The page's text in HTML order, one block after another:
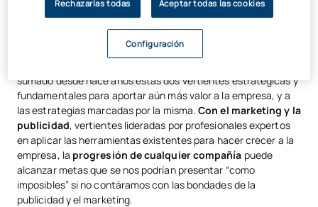
lleve a sacar el máximo partido de los servicios que presta y a
sumado desde hace años estas dos vertientes estratégicas y
fundamentales para aportar aún más valor a la empresa, y a
las estrategias marcadas por la misma.Con el marketing y la
publicidad, vertientes lideradas por profesionales expertos
en aplicar las herramientas existentes para hacer crecer a la
empresa, la progresión de cualquier compañía puede
alcanzar metas que se nos podrían presentar “como
imposibles” si no contáramos con las bondades de la
publicidad y el marketing.
Rechazarlas todas Aceptar todas las cookies
Configuración